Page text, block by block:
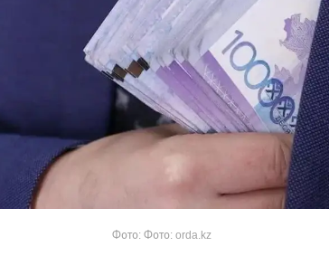
Фото: Фото: orda.kz